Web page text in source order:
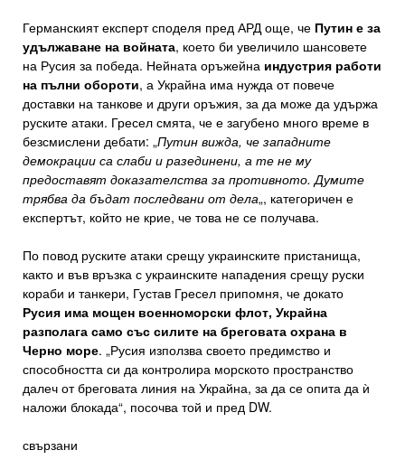
Германският експерт споделя пред АРД още, че Путин е за
удължаване на войната, което би увеличило шансовете
на Русия за победа. Нейната оръжейна индустрия работи
на пълни обороти, а Украйна има нужда от повече
доставки на танкове и други оръжия, за да може да удържа
руските атаки. Гресел смята, че е загубено много време в
безсмислени дебати: „Путин вижда, че западните
демокрации са слаби и разединени, а те не му
предоставят доказателства за противното. Думите
трябва да бъдат последвани от дела„, категоричен е
експертът, който не крие, че това не се получава.
По повод руските атаки срещу украинските пристанища,
както и във връзка с украинските нападения срещу руски
кораби и танкери, Густав Гресел припомня, че докато
Русия има мощен военноморски флот, Украйна
разполага само със силите на бреговата охрана в
Черно море. „Русия използва своето предимство и
способността си да контролира морското пространство
далеч от бреговата линия на Украйна, за да се опита да ѝ
наложи блокада“, посочва той и пред DW.
свързани